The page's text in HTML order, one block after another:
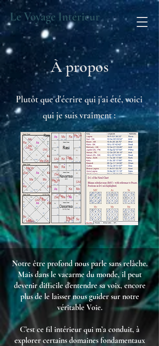
Le Voyage Intérieur
À propos
Plutôt que d'écrire qui j'ai été, voici
qui je suis vraiment :
Notre être profond nous parle sans relâche.
Mais dans le vacarme du monde, il peut
devenir difficile d'entendre sa voix, encore
plus de le laisser nous guider sur notre
véritable Voie.
C’est ce fil intérieur qui m’a conduit, à
explorer certains domaines fondamentaux